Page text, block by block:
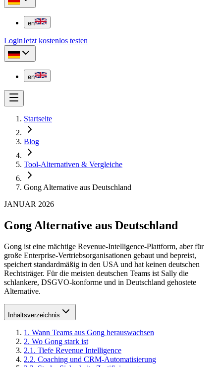
en
LoginJetzt kostenlos testen
en
Startseite
Blog
Tool-Alternativen & Vergleiche
Gong Alternative aus Deutschland
JANUAR 2026
Gong Alternative aus Deutschland
Gong ist eine mächtige Revenue-Intelligence-Plattform, aber für
große Enterprise-Vertriebsorganisationen gebaut und bepreist,
speichert standardmäßig in den USA und hat keinen deutschen
Rechtsträger. Für die meisten deutschen Teams ist Sally die
schlankere, DSGVO-konforme und in Deutschland gehostete
Alternative.
Inhaltsverzeichnis
1 . Wann Teams aus Gong herauswachsen
2. Wo Gong stark ist
2.1 . Tiefe Revenue Intelligence
2.2. Coaching und CRM-Automatisierung